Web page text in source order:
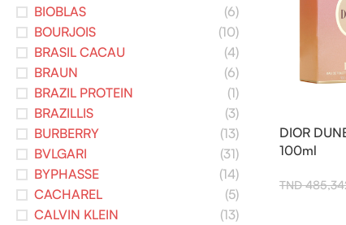
BIOBLAS
(6)
BOURJOIS
(10)
BRASIL CACAU
(4)
BRAUN
(6)
BRAZIL PROTEIN
(1)
BRAZILLIS
(3)
BURBERRY
(13)
BVLGARI
(31)
BYPHASSE
(14)
CACHAREL
(5)
CALVIN KLEIN
(13)
DIOR
100ml